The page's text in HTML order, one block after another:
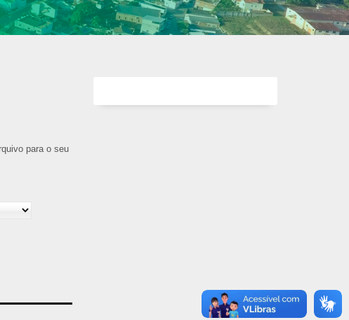
para o seu